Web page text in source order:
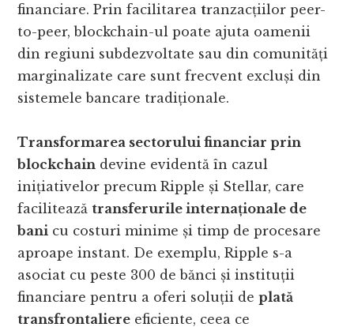
financiare. Prin facilitareatranzacțiilor peer-
to-peer, blockchain-ul poate ajuta oamenii
din regiuni subdezvoltate sau din comunități
marginalizate care sunt frecvent excluși din
sistemele bancare tradiționale.
Transformarea sectorului financiar prin
blockchain devine evidentă în cazul
inițiativelor precum Ripple și Stellar, care
faciliteazătransferurile internaționale de
bani cu costuri minime și timp de procesare
aproape instant. De exemplu, Ripple s-a
asociat cu peste 300 de bănci și instituții
financiare pentru a oferi soluții deplată
transfrontaliere eficiente, ceea ce